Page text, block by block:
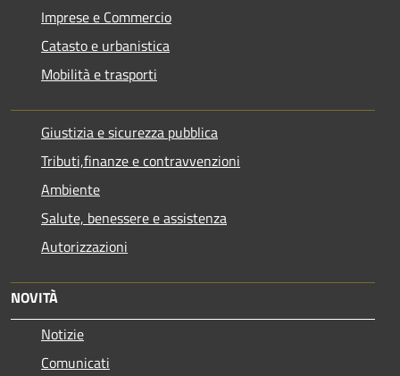
Imprese e Commercio
Catasto e urbanistica
Mobilità e trasporti
Giustizia e sicurezza pubblica
Tributi,finanze e contravvenzioni
Ambiente
Salute, benessere e assistenza
Autorizzazioni
NOVITÀ
Notizie
Comunicati